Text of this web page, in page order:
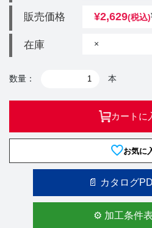
販売価格 ¥2,629(税込)
在庫 ×
数量： 本
カートに
お気に
📄 カタログ
⚙️ 加工条件表